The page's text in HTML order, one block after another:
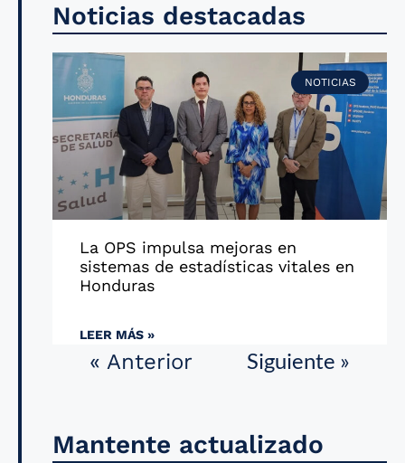
Noticias destacadas
NOTICIAS
La OPS impulsa mejoras en
sistemas de estadísticas vitales en
Honduras
LEER MÁS »
« Anterior Siguiente »
Mantente actualizado